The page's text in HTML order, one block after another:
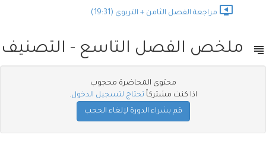
مراجعة الفصل الثامن + التربوي (19:31)
ملخص الفصل التاسع - التصنيف
محتوى المحاضرة محجوب
اذا كنت مشتركاً تحتاج لتسجيل الدخول.
قم بشراء الدورة لإلغاء الحجب